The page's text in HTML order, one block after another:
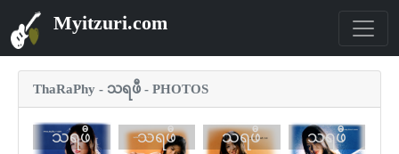
Myitzuri.com
ThaRaPhy - သရဖီ - PHOTOS
သရဖီ သရဖီ သရဖီ သရဖီ